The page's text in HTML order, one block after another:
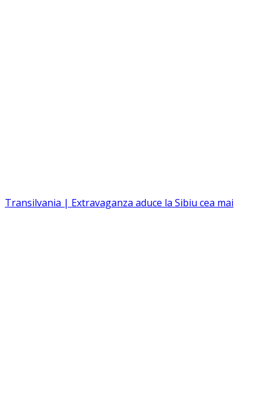
Transilvania | Extravaganza aduce la Sibiu cea mai